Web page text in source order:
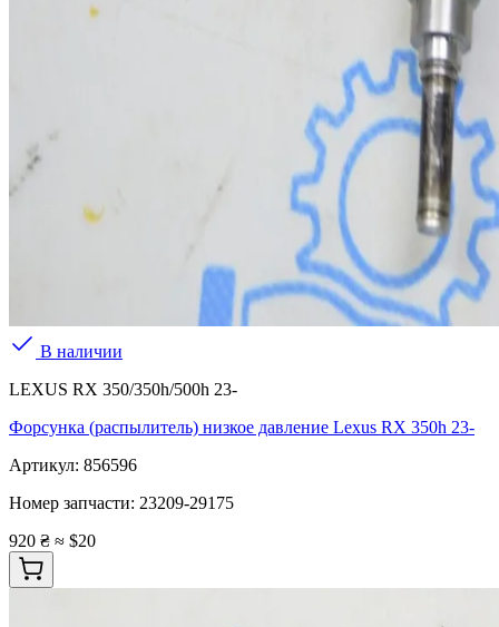
В наличии
LEXUS RX 350/350h/500h 23-
Форсунка (распылитель) низкое давление Lexus RX 350h 23-
Артикул: 856596
Номер запчасти: 23209-29175
920 ₴ ≈ $20